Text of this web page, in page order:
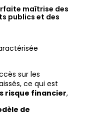
maîtrise des
publics et des
sur les
ce qui est
risque financier,
de